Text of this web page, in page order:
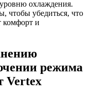
уровню охлаждения.
чтобы убедиться, что
комфорт и
режима
Vertex